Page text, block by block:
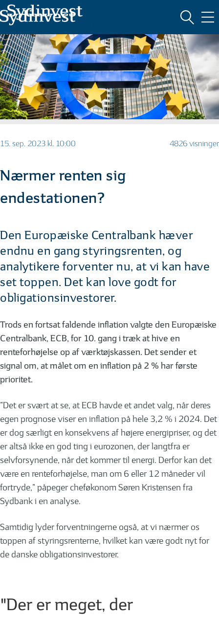
MARKEDSFØRINGSMATERIALE
15. sep. 2023 kl. 10:00 4826 visninger
Nærmer renten sig
endestationen?
Den Europæiske Centralbank hæver
endnu en gang styringsrenten, og
analytikere forventer nu, at vi kan have
set toppen. Det kan love godt for
obligationsinvestorer.
Trods en fortsat faldende inflation valgte den Europæiske
Centralbank, ECB, for 10. gang i træk at hive en
renteforhøjelse op af værktøjskassen. Det sender et
signal om, at målet om en inflation på 2 % har første
prioritet.
”Det er svært at se, at ECB havde et andet valg, når deres
egen prognose viser en inflation på hele 3,2 % i 2024. Det
er dog særligt en konsekvens af højere energipriser, og det
er altså ikke en god ting i eurozonen, der langtfra er
selvforsynende, når det kommer til energi. Derfor kan det
være en renteforhøjelse, man om 6 eller 12 måneder vil
fortryde,” påpeger cheføkonom Søren Kristensen fra
Sydbank i en analyse.
Samtidig lyder forventningerne også, at vi nærmer os
toppen af styringsrenterne, hvilket kan være godt nyt for
de danske obligationsinvestorer.
"Der er meget, der